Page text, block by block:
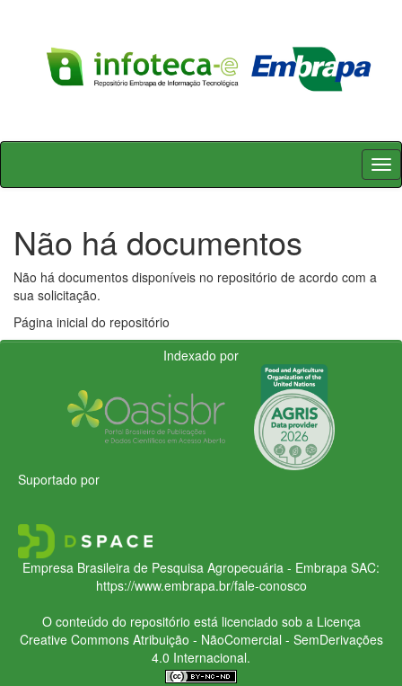
Skip
Não há documentos
Não há documentos disponíveis no repositório de acordo com a
sua solicitação.
Página inicial do repositório
Indexado por
Suportado por
Empresa Brasileira de Pesquisa Agropecuária - Embrapa SAC:
https://www.embrapa.br/fale-conosco
O conteúdo do repositório está licenciado sob a Licença
Creative CommonsAtribuição - NãoComercial - SemDerivações
4.0 Internacional.